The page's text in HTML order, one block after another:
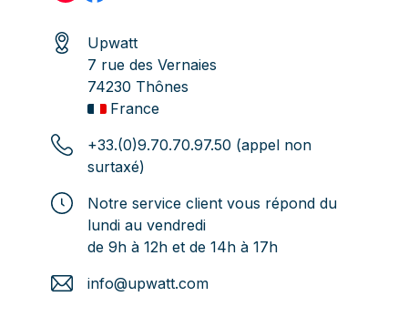
Upwatt
7 rue des Vernaies
74230 Thônes
France
+33.(0)9.70.70.97.50 (appel non
surtaxé)
Notre service client vous répond du
lundi au vendredi
de 9h à 12h et de 14h à 17h
info@upwatt.com